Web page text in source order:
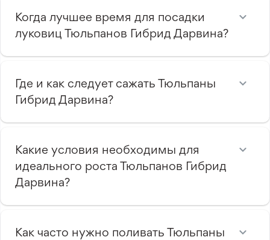
Когда лучшее время для посадки
луковиц Тюльпанов Гибрид Дарвина?
Где и как следует сажать Тюльпаны
Гибрид Дарвина?
Какие условия необходимы для
идеального роста Тюльпанов Гибрид
Дарвина?
Как часто нужно поливать Тюльпаны